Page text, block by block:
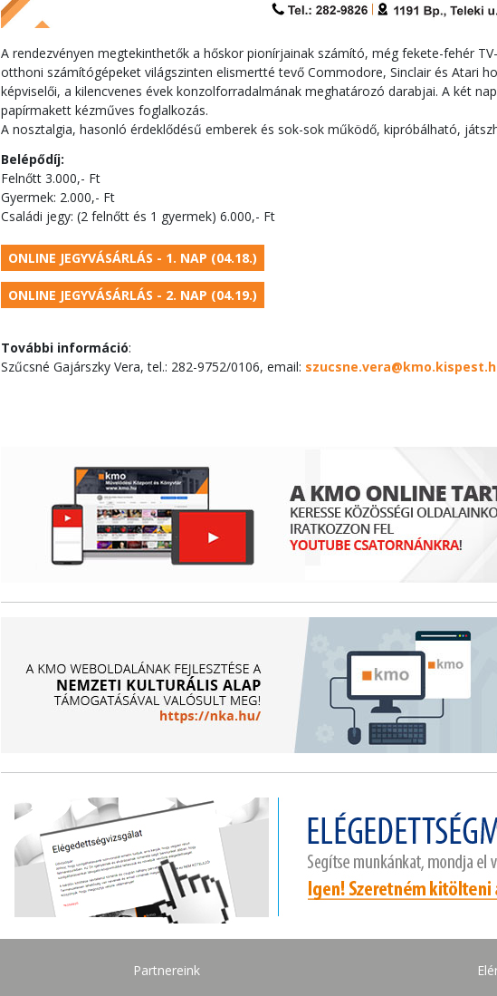
A rendezvényen megtekinthetők a hőskor pionírjainak számító, még fekete-fehér
otthoni számítógépeket világszinten elismertté tevő Commodore, Sinclair és Atari
képviselői, a kilencvenes évek konzolforradalmának meghatározó darabjai. A két
papírmakett kézműves foglalkozás.
A nosztalgia, hasonló érdeklődésű emberek és sok-sok működő, kipróbálható,
Belépődíj:
Felnőtt 3.000,- Ft
Gyermek: 2.000,- Ft
Családi jegy: (2 felnőtt és 1 gyermek) 6.000,- Ft
ONLINE JEGYVÁSÁRLÁS - 1. NAP (04.18.)
ONLINE JEGYVÁSÁRLÁS - 2. NAP (04.19.)
További információ:
Szűcsné Gajárszky Vera, tel.: 282-9752/0106, email:
Partnereink